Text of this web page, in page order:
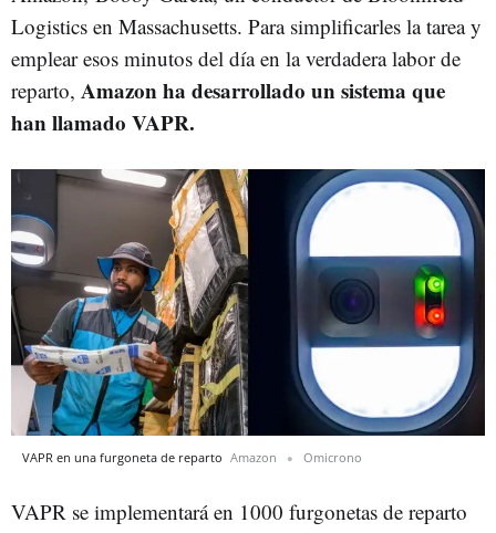
Logistics en Massachusetts. Para simplificarles la tarea y
emplear esos minutos del día en la verdadera labor de
reparto, Amazon ha desarrollado un sistema que
han llamado VAPR.
VAPR en una furgoneta de reparto Amazon Omicrono
VAPR se implementará en 1000 furgonetas de reparto